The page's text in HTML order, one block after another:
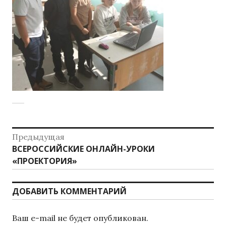
Н
а
в
и
г
Предыдущая
П
р
е
д
ы
у
ВСЕРОССИЙСКИЕ ОНЛАЙН-УРОКИ
«ПРОЕКТОРИЯ»
ДОБАВИТЬ КОММЕНТАРИЙ
Ваш e-mail не будет опубликован.